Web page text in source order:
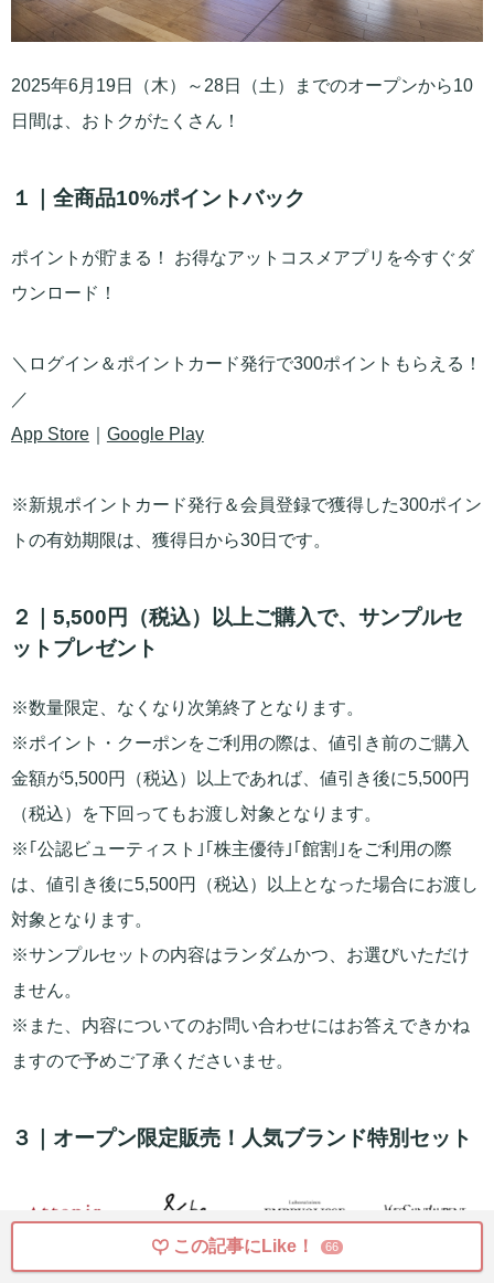
2025年6月19日（木）～28日（土）までのオープンから10
日間は、おトクがたくさん！
１｜全商品10%ポイントバック
ポイントが貯まる！ お得なアットコスメアプリを今すぐダ
ウンロード！
＼ログイン＆ポイントカード発行で300ポイントもらえる！
／
App Store｜ Google Play
※新規ポイントカード発行＆会員登録で獲得した300ポイン
トの有効期限は、獲得日から30日です。
２｜5,500円（税込）以上ご購入で、サンプルセ
ットプレゼント
※数量限定、なくなり次第終了となります。
※ポイント・クーポンをご利用の際は、値引き前のご購入
金額が5,500円（税込）以上であれば、値引き後に5,500円
（税込）を下回ってもお渡し対象となります。
※｢公認ビューティスト｣｢株主優待｣｢館割｣をご利用の際
は、値引き後に5,500円（税込）以上となった場合にお渡し
対象となります。
※サンプルセットの内容はランダムかつ、お選びいただけ
ません。
※また、内容についてのお問い合わせにはお答えできかね
ますので予めご了承くださいませ。
３｜オープン限定販売！人気ブランド特別セット
この記事にLike！ 66